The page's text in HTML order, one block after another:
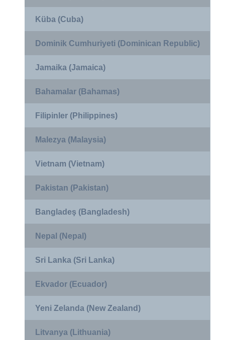
Küba (Cuba)
Dominik Cumhuriyeti (Dominican Republic)
Jamaika (Jamaica)
Bahamalar (Bahamas)
Filipinler (Philippines)
Malezya (Malaysia)
Vietnam (Vietnam)
Pakistan (Pakistan)
Bangladeş (Bangladesh)
Nepal (Nepal)
Sri Lanka (Sri Lanka)
Ekvador (Ecuador)
Yeni Zelanda (New Zealand)
Litvanya (Lithuania)